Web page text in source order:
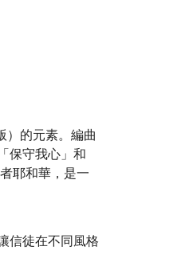
）的元素。編曲
保守我心」和
耶和華，是一
信徒在不同風格